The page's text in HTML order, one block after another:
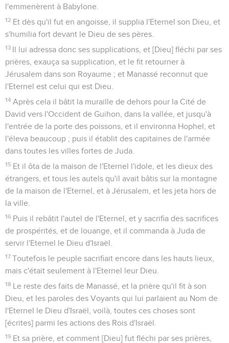
l'emmenèrent à Babylone.
12 Et dès qu'il fut en angoisse, il supplia l'Eternel son Dieu, et
s'humilia fort devant le Dieu de ses pères.
13 Il lui adressa donc ses supplications, et [Dieu] fléchi par ses
prières, exauça sa supplication, et le fit retourner à
Jérusalem dans son Royaume ; et Manassé reconnut que
l'Eternel est celui qui est Dieu.
14 Après cela il bâtit la muraille de dehors pour la Cité de
David vers l'Occident de Guihon, dans la vallée, et jusqu'à
l'entrée de la porte des poissons, et il environna Hophel, et
l'éleva beaucoup ; puis il établit des capitaines de l'armée
dans toutes les villes fortes de Juda.
15 Et il ôta de la maison de l'Eternel l'idole, et les dieux des
étrangers, et tous les autels qu'il avait bâtis sur la montagne
de la maison de l'Eternel, et à Jérusalem, et les jeta hors de
la ville.
16 Puis il rebâtit l'autel de l'Eternel, et y sacrifia des sacrifices
de prospérités, et de louange, et il commanda à Juda de
servir l'Eternel le Dieu d'Israël.
17 Toutefois le peuple sacrifiait encore dans les hauts lieux,
mais c'était seulement à l'Eternel leur Dieu.
18 Le reste des faits de Manassé, et la prière qu'il fit à son
Dieu, et les paroles des Voyants qui lui parlaient au Nom de
l'Eternel le Dieu d'Israël, voilà, toutes ces choses sont
[écrites] parmi les actions des Rois d'Israël.
19 Et sa prière, et comment [Dieu] fut fléchi par ses prières,